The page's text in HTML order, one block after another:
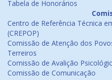
Tabela de Honorários
Centro de Referência Técnica
(CREPOP)
Comissão de Atenção dos
Terreiros
Comissão de Avalição
Comissão de Comunicação